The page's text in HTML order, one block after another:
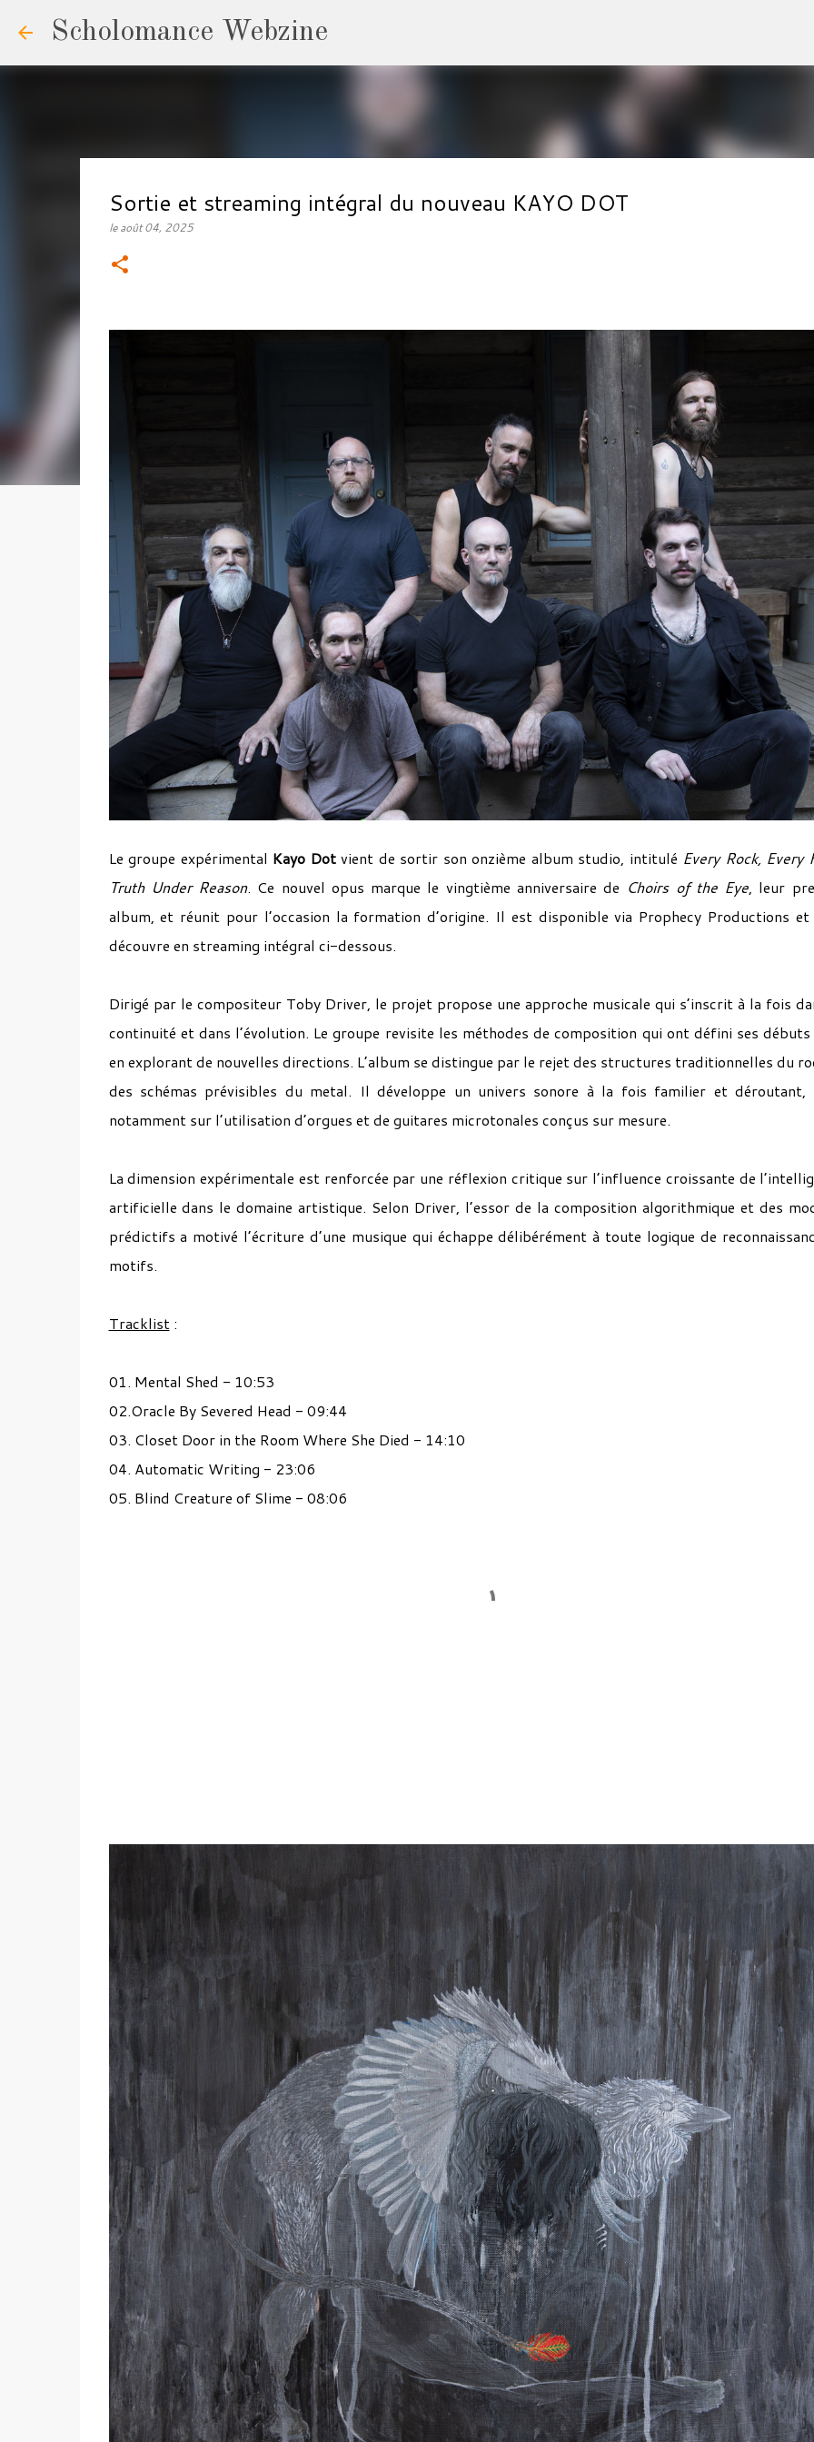
Scholomance Webzine
Sortie et streaming intégral du nouveau KAYO DOT
leaoût 04, 2025
Le groupe expérimental Kayo Dot vient de sortir son onzième album studio, intitulé Every Rock, Every
Truth Under Reason. Ce nouvel opus marque le vingtième anniversaire de Choirs of the Eye, leur
album, et réunit pour l’occasion la formation d’origine. Il est disponible via Prophecy Productions
découvre en streaming intégral ci-dessous.
Dirigé par le compositeur Toby Driver, le projet propose une approche musicale qui s’inscrit à la fois
continuité et dans l’évolution. Le groupe revisite les méthodes de composition qui ont défini ses
en explorant de nouvelles directions. L’album se distingue par le rejet des structures traditionnelles du
des schémas prévisibles du metal. Il développe un univers sonore à la fois familier et déroutant,
notamment sur l’utilisation d’orgues et de guitares microtonales conçus sur mesure.
La dimension expérimentale est renforcée par une réflexion critique sur l’influence croissante de
artificielle dans le domaine artistique. Selon Driver, l’essor de la composition algorithmique et des
prédictifs a motivé l’écriture d’une musique qui échappe délibérément à toute logique de
motifs.
Tracklist:
01. Mental Shed - 10:53
02.Oracle By Severed Head - 09:44
03. Closet Door in the Room Where She Died - 14:10
04. Automatic Writing - 23:06
05. Blind Creature of Slime - 08:06